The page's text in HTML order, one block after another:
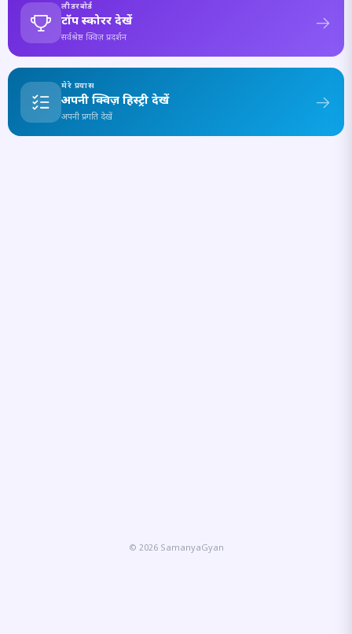
लीडरबोर्ड
टॉप स्कोरर देखें
सर्वश्रेष्ठ क्विज़ प्रदर्शन
मेरे प्रयास
अपनी क्विज़ हिस्ट्री देखें
अपनी प्रगति देखें
© 2026 SamanyaGyan